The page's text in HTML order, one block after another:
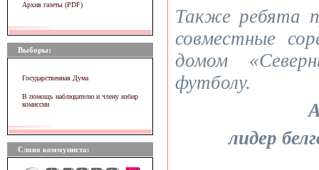
Архив газеты (PDF)
Выборы:
Государственная Дума
В помощь наблюдателю и члену избир
комиссии
Слово коммуниста:
Также ребята
совместные
домом
футболу.
лидер